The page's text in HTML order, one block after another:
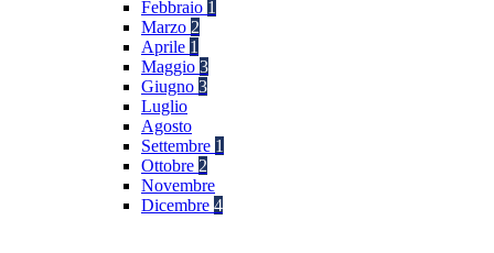
Febbraio 1
Marzo 2
Aprile 1
Maggio 3
Giugno 3
Luglio
Agosto
Settembre 1
Ottobre 2
Novembre
Dicembre 4